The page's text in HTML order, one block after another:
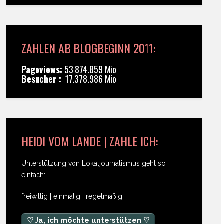
ZAHLEN AB BLOGBEGINN 2011:
Pageviews: 53.874.859 Mio
Besucher : 17.378.986 Mio
HEIDI VOM LANDE | ZAHLE ICH:
Unterstützung von Lokaljournalismus geht so
einfach:
freiwillig | einmalig | regelmäßig
♡ Ja, ich möchte unterstützen ♡